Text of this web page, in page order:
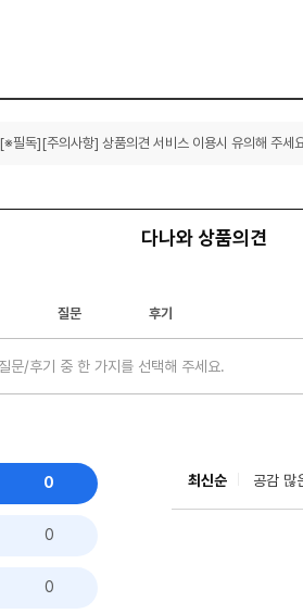
[※필독][주의사항] 상품의견 서비스 이용시 유의해 주세
다나와 상품의견
질문 후기
0
0
0
최신순 공감 많